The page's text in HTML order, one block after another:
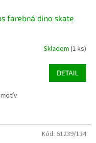
farebná dino skate
Skladem (1 ks)
DETAIL
Kód: 61239/134